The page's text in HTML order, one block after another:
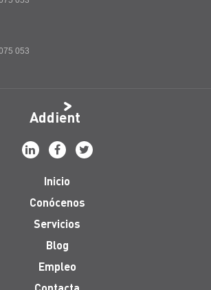
053
Addient
Inicio
Conócenos
Servicios
Blog
Empleo